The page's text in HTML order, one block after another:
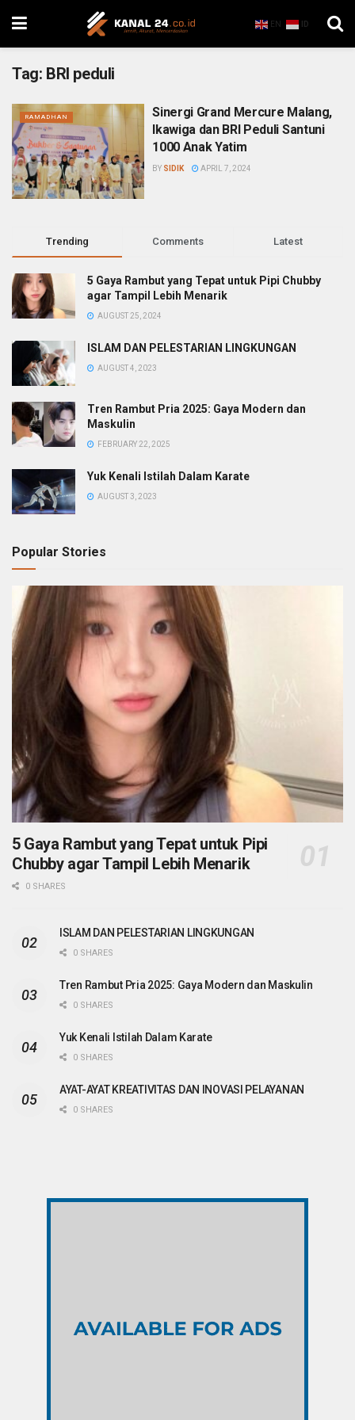
EN ID
Tag: BRI peduli
RAMADHAN
Sinergi Grand Mercure Malang,
Ikawiga dan BRI Peduli Santuni
1000 Anak Yatim
BY SIDIK APRIL 7, 2024
Trending Comments Latest
5 Gaya Rambut yang Tepat untuk Pipi Chubby
agar Tampil Lebih Menarik
AUGUST 25, 2024
ISLAM DAN PELESTARIAN LINGKUNGAN
AUGUST 4, 2023
Tren Rambut Pria 2025: Gaya Modern dan
Maskulin
FEBRUARY 22, 2025
Yuk Kenali Istilah Dalam Karate
AUGUST 3, 2023
Popular Stories
5 Gaya Rambut yang Tepat untuk Pipi
Chubby agar Tampil Lebih Menarik
0 SHARES
ISLAM DAN PELESTARIAN LINGKUNGAN
0 SHARES
Tren Rambut Pria 2025: Gaya Modern dan Maskulin
0 SHARES
Yuk Kenali Istilah Dalam Karate
0 SHARES
AYAT-AYAT KREATIVITAS DAN INOVASI PELAYANAN
0 SHARES